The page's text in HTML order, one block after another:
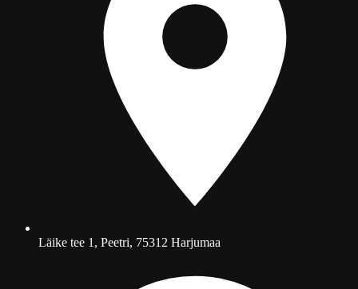
Läike tee 1, Peetri, 75312 Harjumaa